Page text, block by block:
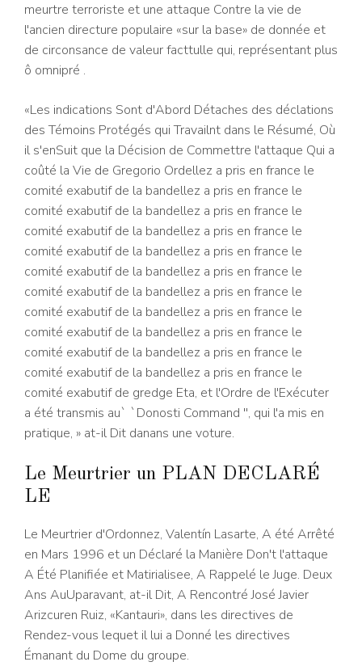
meurtre terroriste et une attaque Contre la vie de
l'ancien directure populaire «sur la base» de donnée et
de circonsance de valeur facttulle qui, représentant plus
ô omnipré .
«Les indications Sont d'Abord Détaches des déclations
des Témoins Protégés qui Travailnt dans le Résumé, Où
il s'enSuit que la Décision de Commettre l'attaque Qui a
coûté la Vie de Gregorio Ordellez a pris en france le
comité exabutif de la bandellez a pris en france le
comité exabutif de la bandellez a pris en france le
comité exabutif de la bandellez a pris en france le
comité exabutif de la bandellez a pris en france le
comité exabutif de la bandellez a pris en france le
comité exabutif de la bandellez a pris en france le
comité exabutif de la bandellez a pris en france le
comité exabutif de la bandellez a pris en france le
comité exabutif de la bandellez a pris en france le
comité exabutif de la bandellez a pris en france le
comité exabutif de gredge Eta, et l'Ordre de l'Exécuter
a été transmis au` `Donosti Command '', qui l'a mis en
pratique, » at-il Dit danans une voture.
Le Meurtrier un PLAN DECLARÉ
LE
Le Meurtrier d'Ordonnez, Valentín Lasarte, A été Arrêté
en Mars 1996 et un Déclaré la Manière Don't l'attaque
A Été Planifiée et Matirialisee, A Rappelé le Juge. Deux
Ans AuUparavant, at-il Dit, A Rencontré José Javier
Arizcuren Ruiz, «Kantauri», dans les directives de
Rendez-vous lequet il lui a Donné les directives
Émanant du Dome du groupe.